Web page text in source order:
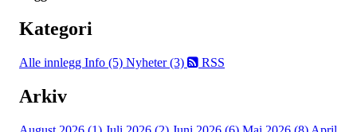
Kategori
Alle innlegg Info (5) Nyheter (3) RSS
Arkiv